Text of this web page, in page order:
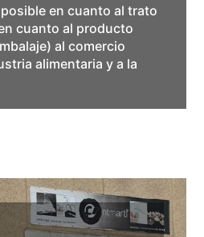
en cuanto al trato
cuanto al producto
al comercio
alimentaria y a la